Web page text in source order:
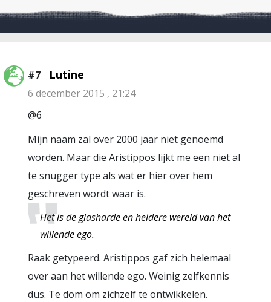
#7 Lutine
6 december 2015 , 21:24
@6
Mijn naam zal over 2000 jaar niet genoemd
worden. Maar die Aristippos lijkt me een niet al
te snugger type als wat er hier over hem
geschreven wordt waar is.
Het is de glasharde en heldere wereld van het
willende ego.
Raak getypeerd. Aristippos gaf zich helemaal
over aan het willende ego. Weinig zelfkennis
dus. Te dom om zichzelf te ontwikkelen.